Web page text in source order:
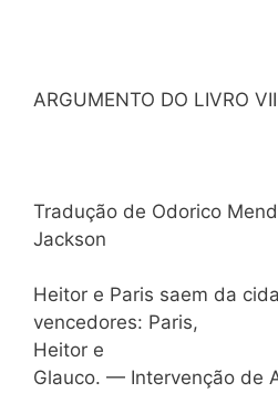
ARGUMENTO DO LIVRO VII
Tradução de Odorico
Jackson
Heitor e Paris saem da
vencedores: Paris,
Heitor e
Glauco. — Intervenção de